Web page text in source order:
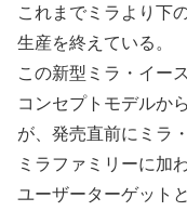
これまでミラより下
生産を終えている。
この新型ミラ・イー
コンセプトモデルか
が、発売直前にミラ
ミラファミリーに加
ユーザーターゲット